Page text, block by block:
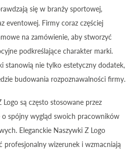
się w branży sportowej,
eventowej. Firmy coraz częściej
na zamówienie, aby stworzyć
podkreślające charakter marki.
stanowią nie tylko estetyczny dodatek,
budowania rozpoznawalności firmy.
są często stosowane przez
o spójny wygląd swoich pracowników
Eleganckie Naszywki Z Logo
profesjonalny wizerunek i wzmacniają